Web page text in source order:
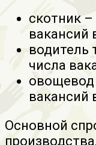
скотник –
вакансий
водитель
числа
овощевод
вакансий
Основной